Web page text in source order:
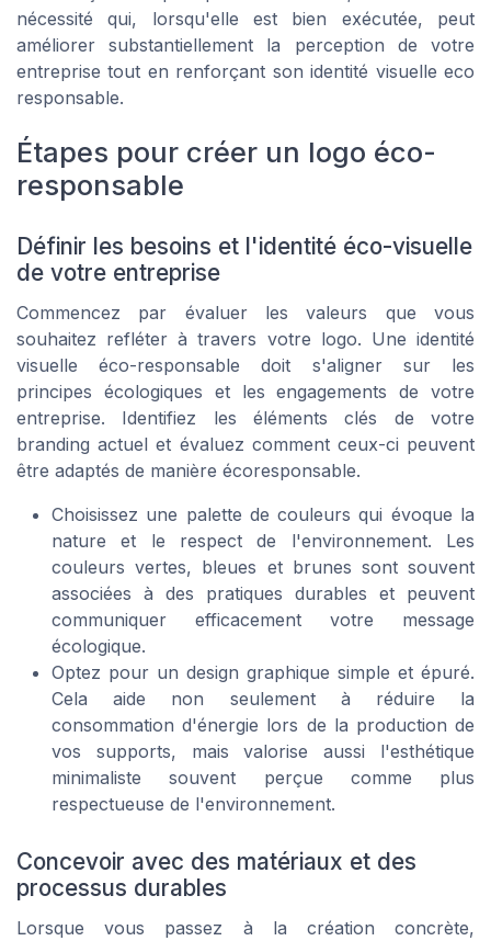
nécessité qui, lorsqu'elle est bien exécutée, peut
améliorer substantiellement la perception de votre
entreprise tout en renforçant son identité visuelle eco
responsable.
Étapes pour créer un logo éco-
responsable
Définir les besoins et l'identité éco-visuelle
de votre entreprise
Commencez par évaluer les valeurs que vous
souhaitez refléter à travers votre logo. Une identité
visuelle éco-responsable doit s'aligner sur les
principes écologiques et les engagements de votre
entreprise. Identifiez les éléments clés de votre
branding actuel et évaluez comment ceux-ci peuvent
être adaptés de manière écoresponsable.
Choisissez une palette de couleurs qui évoque la
nature et le respect de l'environnement. Les
couleurs vertes, bleues et brunes sont souvent
associées à des pratiques durables et peuvent
communiquer efficacement votre message
écologique.
Optez pour un design graphique simple et épuré.
Cela aide non seulement à réduire la
consommation d'énergie lors de la production de
vos supports, mais valorise aussi l'esthétique
minimaliste souvent perçue comme plus
respectueuse de l'environnement.
Concevoir avec des matériaux et des
processus durables
Lorsque vous passez à la création concrète,